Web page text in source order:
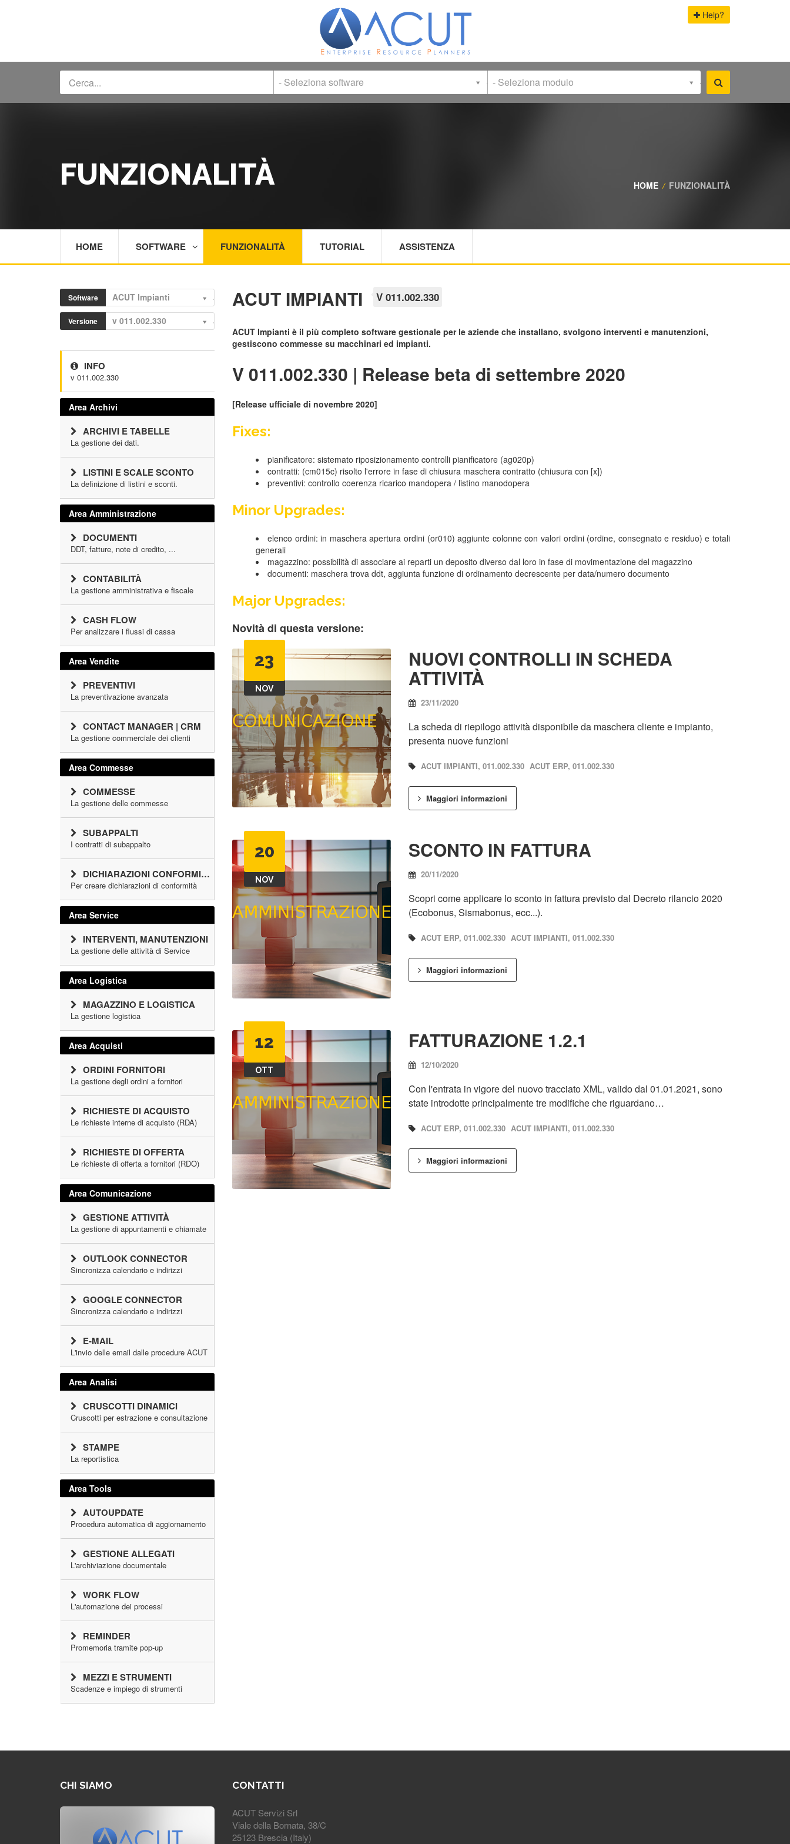
Help?
- Seleziona software - Seleziona modulo
FUNZIONALITÀ HOME / FUNZIONALITÀ
HOME SOFTWARE FUNZIONALITÀ TUTORIAL ASSISTENZA
ACUT IMPIANTI V 011.002.330
ACUT Impianti è il più completo software gestionale per le aziende che installano, svolgono interventi e manutenzioni,
gestiscono commesse su macchinari ed impianti.
V 011.002.330 | Release beta di settembre 2020
[Release ufficiale di novembre 2020]
Fixes:
pianificatore: sistemato riposizionamento controlli pianificatore (ag020p)
contratti: (cm015c) risolto l'errore in fase di chiusura maschera contratto (chiusura con [x])
preventivi: controllo coerenza ricarico mandopera / listino manodopera
Minor Upgrades:
elenco ordini: in maschera apertura ordini (or010) aggiunte colonne con valori ordini (ordine, consegnato e residuo) e totali
generali
magazzino: possibilità di associare ai reparti un deposito diverso dal loro in fase di movimentazione del magazzino
documenti: maschera trova ddt, aggiunta funzione di ordinamento decrescente per data/numero documento
Major Upgrades:
Novità di questa versione:
23
NOV
NUOVI CONTROLLI IN SCHEDA
ATTIVITÀ
23/11/2020
La scheda di riepilogo attività disponibile da maschera cliente e impianto,
presenta nuove funzioni
ACUT IMPIANTI, 011.002.330 ACUT ERP, 011.002.330
Maggiori informazioni
20
NOV
SCONTO IN FATTURA
20/11/2020
Scopri come applicare lo sconto in fattura previsto dal Decreto rilancio 2020
(Ecobonus, Sismabonus, ecc...).
ACUT ERP, 011.002.330 ACUT IMPIANTI, 011.002.330
Maggiori informazioni
12
OTT
FATTURAZIONE 1.2.1
12/10/2020
Con l'entrata in vigore del nuovo tracciato XML, valido dal 01.01.2021, sono
state introdotte principalmente tre modifiche che riguardano…
ACUT ERP, 011.002.330 ACUT IMPIANTI, 011.002.330
Maggiori informazioni
Software ACUT Impianti
Versione v 011.002.330
INFO
v 011.002.330
Area Archivi
ARCHIVI E TABELLE
La gestione dei dati.
LISTINI E SCALE SCONTO
La definizione di listini e sconti.
Area Amministrazione
DOCUMENTI
DDT, fatture, note di credito, ...
CONTABILITÀ
La gestione amministrativa e fiscale
CASH FLOW
Per analizzare i flussi di cassa
Area Vendite
PREVENTIVI
La preventivazione avanzata
CONTACT MANAGER | CRM
La gestione commerciale dei clienti
Area Commesse
COMMESSE
La gestione delle commesse
SUBAPPALTI
I contratti di subappalto
DICHIARAZIONI CONFORMITÀ
Per creare dichiarazioni di conformità
Area Service
INTERVENTI, MANUTENZIONI
La gestione delle attività di Service
Area Logistica
MAGAZZINO E LOGISTICA
La gestione logistica
Area Acquisti
ORDINI FORNITORI
La gestione degli ordini a fornitori
RICHIESTE DI ACQUISTO
Le richieste interne di acquisto (RDA)
RICHIESTE DI OFFERTA
Le richieste di offerta a fornitori (RDO)
Area Comunicazione
GESTIONE ATTIVITÀ
La gestione di appuntamenti e chiamate
OUTLOOK CONNECTOR
Sincronizza calendario e indirizzi
GOOGLE CONNECTOR
Sincronizza calendario e indirizzi
E-MAIL
L'invio delle email dalle procedure ACUT
Area Analisi
CRUSCOTTI DINAMICI
Cruscotti per estrazione e consultazione
STAMPE
La reportistica
Area Tools
AUTOUPDATE
Procedura automatica di aggiornamento
GESTIONE ALLEGATI
L'archiviazione documentale
WORK FLOW
L'automazione dei processi
REMINDER
Promemoria tramite pop-up
MEZZI E STRUMENTI
Scadenze e impiego di strumenti
CHI SIAMO CONTATTI
ACUT Servizi Srl
Viale della Bornata, 38/C
25123 Brescia (Italy)